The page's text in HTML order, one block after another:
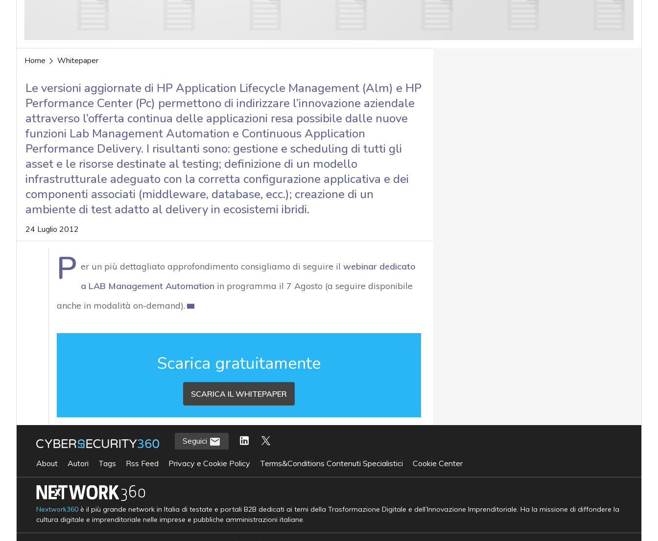
Home Whitepaper
Le versioni aggiornate di HP Application Lifecycle Management (Alm) e HP
Performance Center (Pc) permettono di indirizzare l’innovazione aziendale
attraverso l’offerta continua delle applicazioni resa possibile dalle nuove
funzioni Lab Management Automation e Continuous Application
Performance Delivery. I risultanti sono: gestione e scheduling di tutti gli
asset e le risorse destinate al testing; definizione di un modello
infrastrutturale adeguato con la corretta configurazione applicativa e dei
componenti associati (middleware, database, ecc.); creazione di un
ambiente di test adatto al delivery in ecosistemi ibridi.
24 Luglio 2012
P er un più dettagliato approfondimento consigliamo di seguire il webinar dedicato
a LAB Management Automation in programma il 7 Agosto (a seguire disponibile
anche in modalità on-demand).
Scarica gratuitamente
SCARICA IL WHITEPAPER
Seguici
About Autori Tags Rss Feed Privacy e Cookie Policy Terms&Conditions Contenuti Specialistici Cookie Center
Nextwork360è il più grande network in Italia di testate e portali B2B dedicati ai temi della Trasformazione Digitale e dell’Innovazione Imprenditoriale. Ha la missione di diffondere la
cultura digitale e imprenditoriale nelle imprese e pubbliche amministrazioni italiane.